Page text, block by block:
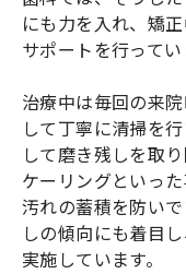
にも力を入れ、矯
サポートを行ってい
治療中は毎回の来
して丁寧に清掃を
して磨き残しを取
ケーリングといっ
汚れの蓄積を防い
しの傾向にも着目
実施しています。